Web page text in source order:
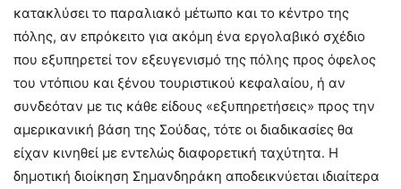
κατακλύσει το παραλιακό μέτωπο και το κέντρο της
πόλης, αν επρόκειτο για ακόμη ένα εργολαβικό σχέδιο
που εξυπηρετεί τον εξευγενισμό της πόλης προς όφελος
του ντόπιου και ξένου τουριστικού κεφαλαίου, ή αν
συνδεόταν με τις κάθε είδους «εξυπηρετήσεις» προς την
αμερικανική βάση της Σούδας, τότε οι διαδικασίες θα
είχαν κινηθεί με εντελώς διαφορετική ταχύτητα. Η
δημοτική διοίκηση Σημανδηράκη αποδεικνύεται ιδιαίτερα